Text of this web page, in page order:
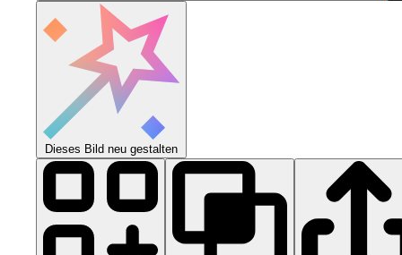
Dieses Bild neu gestalten